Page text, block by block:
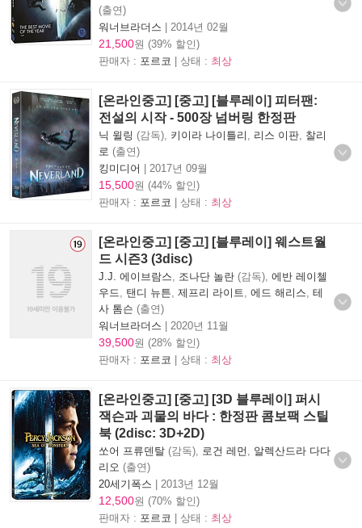
(출연)
워너브라더스 | 2014년 02월
21,500원 (39% 할인)
판매자 : 포르코 | 상태 : 최상
[온라인중고] [중고] [블루레이] 피터팬:
전설의 시작 - 500장 넘버링 한정판
닉 윌링 (감독), 키이라 나이틀리 리스 이판 찰리
로 (출연)
킹미디어 | 2017년 09월
15,500원 (44% 할인)
판매자 : 포르코 | 상태 : 최상
[온라인중고] [중고] [블루레이] 웨스트월
드 시즌3 (3disc)
J.J. 에이브람스 조나단 놀란 (감독), 에반 레이첼
우드
탠디 뉴튼 제프리 라이트 에드 해리스 테
사 톰슨 (출연)
워너브라더스 | 2020년 11월
39,500원 (28% 할인)
판매자 : 포르코 | 상태 : 최상
[온라인중고] [중고] [3D 블루레이] 퍼시
잭슨과 괴물의 바다 : 한정판 콤보팩 스틸
북 (2disc: 3D+2D)
쏘어 프류덴탈 (감독), 로건 레먼
알렉산드라 다다
리오 (출연)
20세기폭스 | 2013년 12월
12,500원 (70% 할인)
판매자 : 포르코 | 상태 : 최상